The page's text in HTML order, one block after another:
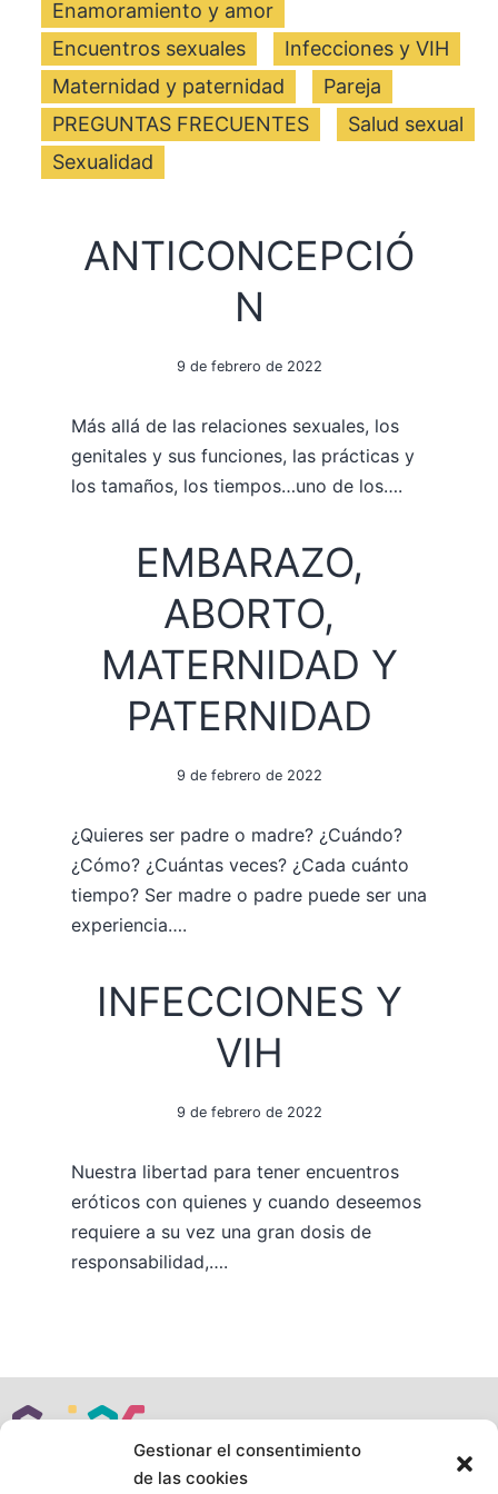
Gestionar el consentimiento
de las cookies
Enamoramiento y amor
Encuentros sexuales
Infecciones y VIH
Maternidad y paternidad
Pareja
PREGUNTAS FRECUENTES
Salud sexual
Sexualidad
ANTICONCEPCIÓ
N
9 de febrero de 2022
Más allá de las relaciones sexuales, los
genitales y sus funciones, las prácticas y
los tamaños, los tiempos…uno de los….
EMBARAZO,
ABORTO,
MATERNIDAD Y
PATERNIDAD
9 de febrero de 2022
¿Quieres ser padre o madre? ¿Cuándo?
¿Cómo? ¿Cuántas veces? ¿Cada cuánto
tiempo? Ser madre o padre puede ser una
experiencia….
INFECCIONES Y
VIH
9 de febrero de 2022
Nuestra libertad para tener encuentros
eróticos con quienes y cuando deseemos
requiere a su vez una gran dosis de
responsabilidad,….